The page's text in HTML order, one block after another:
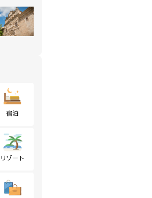
宿泊
リゾート